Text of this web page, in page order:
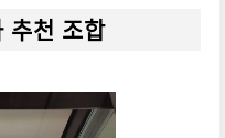
추천 조합